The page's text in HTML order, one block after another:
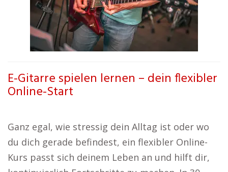
E-Gitarre spielen lernen – dein flexibler
Online-Start
Ganz egal, wie stressig dein Alltag ist oder wo
du dich gerade befindest, ein flexibler Online-
Kurs passt sich deinem Leben an und hilft dir,